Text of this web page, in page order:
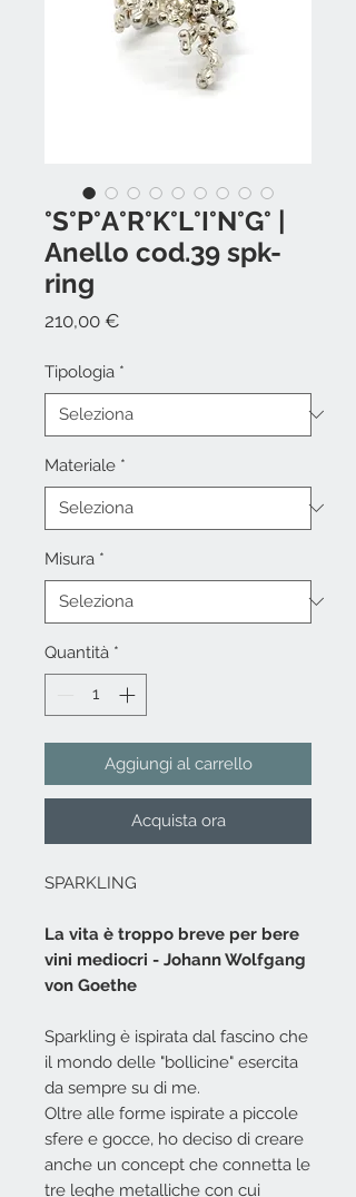
°S°P°A°R°K°L°I°N°G° |
Anello cod.39 spk-
ring
210,00 €
Tipologia *
Materiale *
Misura *
Quantità *
Aggiungi al carrello
Acquista ora
SPARKLING
La vita è troppo breve per bere
vini mediocri - Johann Wolfgang
von Goethe
Sparkling è ispirata dal fascino che
il mondo delle "bollicine" esercita
da sempre su di me.
Oltre alle forme ispirate a piccole
sfere e gocce, ho deciso di creare
anche un concept che connetta le
tre leghe metalliche con cui